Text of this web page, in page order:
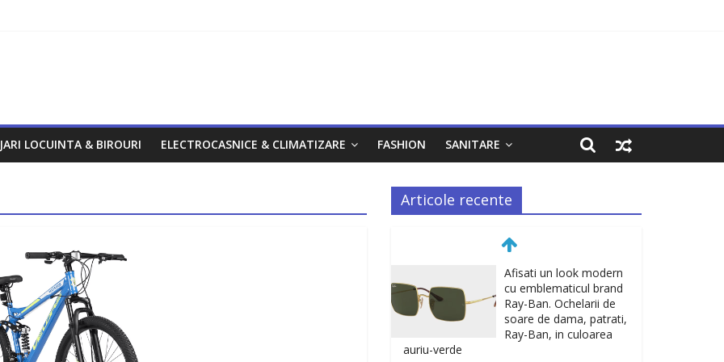
LOCUINTA & BIROURI ELECTROCASNICE & CLIMATIZARE FASHION SANITARE
Articole recente
Afisati un look modern
cu emblematicul brand
Ray-Ban. Ochelarii de
soare de dama, patrati,
Ray-Ban, in culoarea
auriu-verde